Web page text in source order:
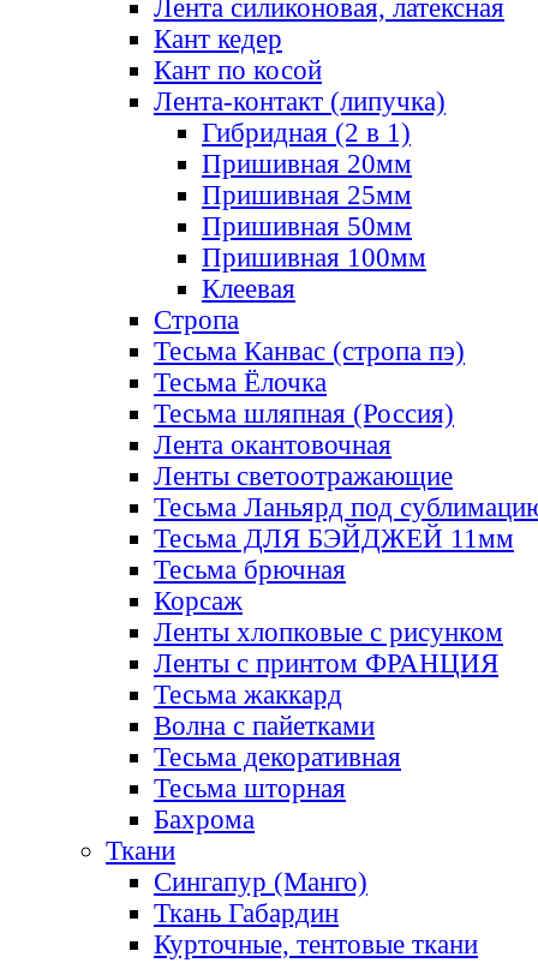
Лента силиконовая, латексная
Кант кедер
Кант по косой
Лента-контакт (липучка)
Гибридная (2 в 1)
Пришивная 20мм
Пришивная 25мм
Пришивная 50мм
Пришивная 100мм
Клеевая
Стропа
Тесьма Канвас (стропа пэ)
Тесьма Ёлочка
Тесьма шляпная (Россия)
Лента окантовочная
Ленты светоотражающие
Тесьма Ланьярд под
Тесьма ДЛЯ БЭЙДЖЕЙ 11мм
Тесьма брючная
Корсаж
Ленты хлопковые с рисунком
Ленты с принтом ФРАНЦИЯ
Тесьма жаккард
Волна с пайетками
Тесьма декоративная
Тесьма шторная
Бахрома
Ткани
Сингапур (Манго)
Ткань Габардин
Курточные, тентовые ткани